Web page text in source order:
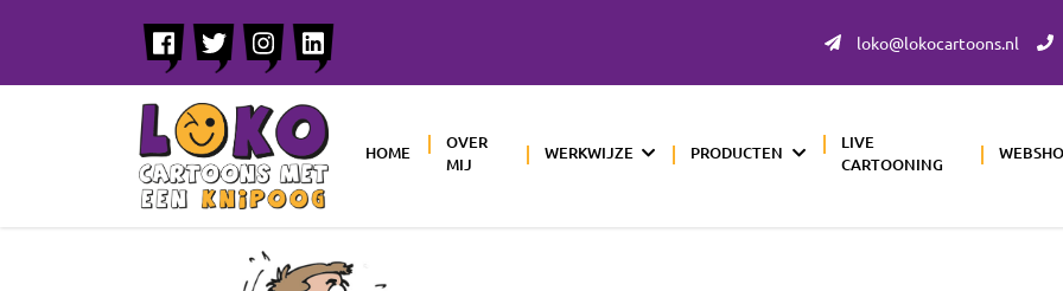
loko@lokocartoons.nl
HOME
OVER
MIJ
WERKWIJZE PRODUCTEN
LIVE
CARTOONING